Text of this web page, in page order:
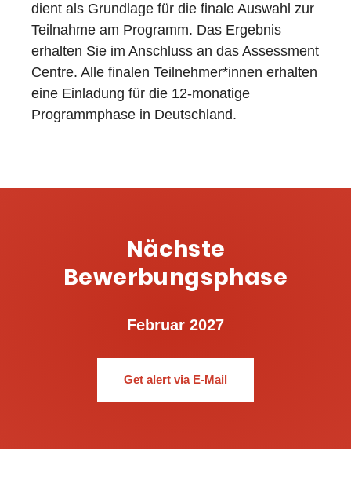
dient als Grundlage für die finale Auswahl zur
Teilnahme am Programm. Das Ergebnis
erhalten Sie im Anschluss an das Assessment
Centre. Alle finalen Teilnehmer*innen erhalten
eine Einladung für die 12-monatige
Programmphase in Deutschland.
Nächste
Bewerbungsphase
Februar 2027
Get alert via E-Mail